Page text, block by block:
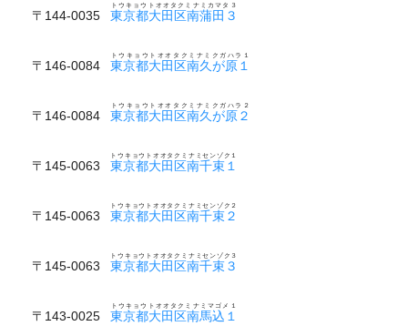
〒144-0035 東京都大田区南蒲田３
トウキョウトオオタクミナミカマタ３
〒146-0084 東京都大田区南久が原１
トウキョウトオオタクミナミクガハラ１
〒146-0084 東京都大田区南久が原２
トウキョウトオオタクミナミクガハラ２
〒145-0063 東京都大田区南千束１
トウキョウトオオタクミナミセンゾク１
〒145-0063 東京都大田区南千束２
トウキョウトオオタクミナミセンゾク２
〒145-0063 東京都大田区南千束３
トウキョウトオオタクミナミセンゾク３
〒143-0025 東京都大田区南馬込１
トウキョウトオオタクミナミマゴメ１